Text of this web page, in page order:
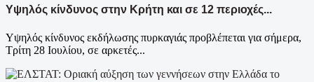
Υψηλός κίνδυνος στην Κρήτη και σε 12 περιοχές...
Υψηλός κίνδυνος εκδήλωσης πυρκαγιάς προβλέπεται για σήμερα,
Τρίτη 28 Ιουλίου, σε αρκετές...